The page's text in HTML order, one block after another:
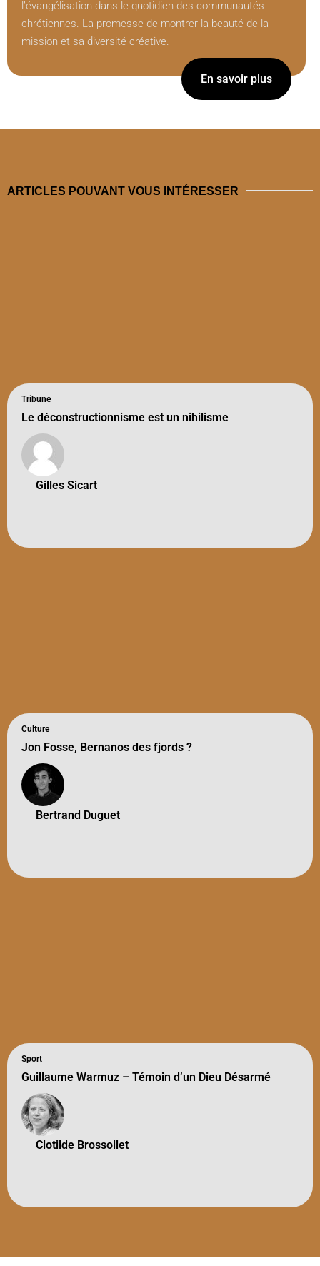
l’évangélisation dans le quotidien des communautés
chrétiennes. La promesse de montrer la beauté de la
mission et sa diversité créative.
En savoir plus
ARTICLES POUVANT VOUS INTÉRESSER
Tribune
Le déconstructionnisme est un nihilisme
Gilles Sicart
Culture
Jon Fosse, Bernanos des fjords ?
Bertrand Duguet
Sport
Guillaume Warmuz – Témoin d’un Dieu Désarmé
Clotilde Brossollet